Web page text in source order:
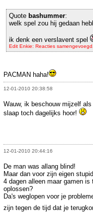
Quote bashummer:
welk spel zou hij gedaan
ik denk een verslavent spel
Edit Enkie: Reacties samengevoegd.
PACMAN haha!
12-01-2010 20:38:58
Wauw, ik beschouw mijzelf
slaap toch dagelijks hoor!
12-01-2010 20:44:16
De man was allang blind!
Maar dan voor zijn eigen
4 dagen alleen maar gamen
oplossen?
Da's weglopen voor je
zijn tegen de tijd dat je